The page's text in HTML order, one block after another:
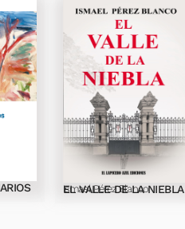
EL VALLE DE LA NIEBLA
Ismael Pérez Blanco